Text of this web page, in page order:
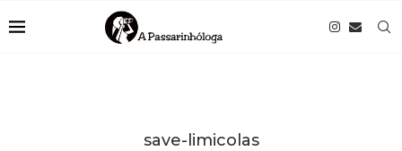
save-limicolas